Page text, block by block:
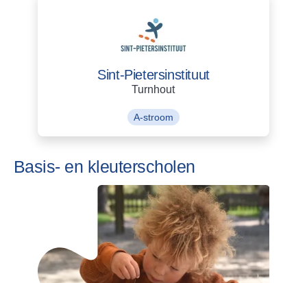
Sint-Pietersinstituut
Turnhout
A-stroom
Basis- en kleuterscholen